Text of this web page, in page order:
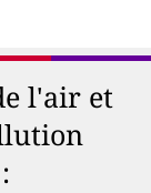
l'air et